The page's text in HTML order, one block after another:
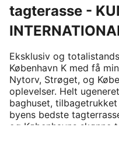
tagterasse -
Eksklusiv og
København K med få
Nytorv, Strøget, og
oplevelser. Helt
baghuset,
byens bedste
og Københavns skønne